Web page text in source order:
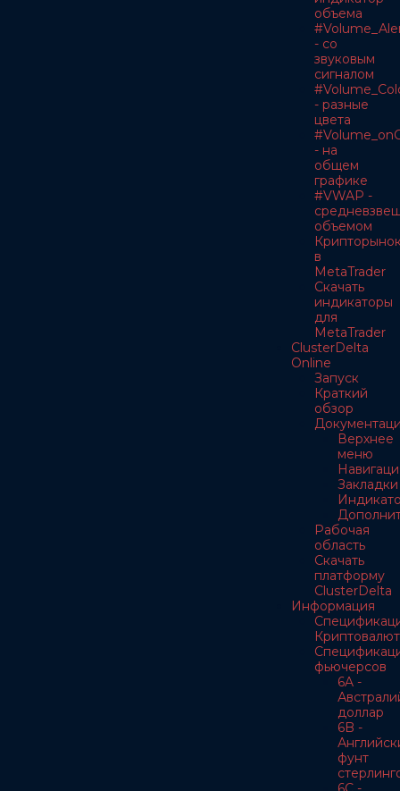
объема
- со
звуковым
сигналом
- разные
цвета
- на
общем
графике
#VWAP -
объемом
в
MetaTrader
Скачать
индикаторы
для
MetaTrader
ClusterDelta
Online
Запуск
Краткий
обзор
Верхнее
меню
Закладки
Рабочая
область
Скачать
платформу
ClusterDelta
Информация
Криптовалют
фьючерсов
6A -
доллар
6B -
фунт